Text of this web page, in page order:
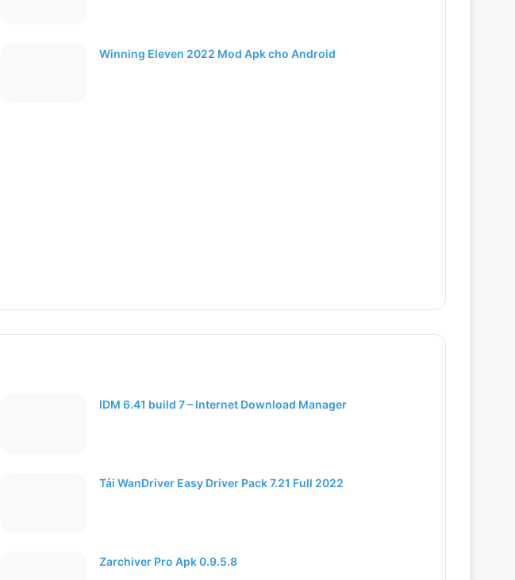
Winning Eleven 2022 Mod Apk cho Android
IDM 6.41 build 7 – Internet Download Manager
Tải WanDriver Easy Driver Pack 7.21 Full 2022
Zarchiver Pro Apk 0.9.5.8